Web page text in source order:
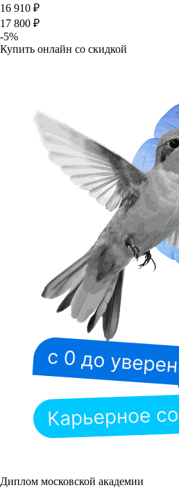
16 910 ₽
17 800 ₽
-5%
Купить онлайн со скидкой
Диплом московской академии